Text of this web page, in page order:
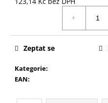
Kategorie:
EAN:
Zeptat se
m
e
KONTUROVACÍ